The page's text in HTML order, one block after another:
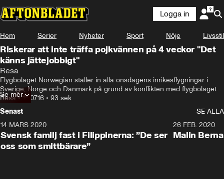
Logga in
Hem Serier Nyheter Sport Nöje Livsstil
Riskerar att inte träffa pojkvännen på 4 veckor "Det
känns jättejobbigt"
Resa
Flygbolaget Norwegian ställer in alla onsdagens inrikesflygningar i
Sverige, Norge och Danmark på grund av konflikten med flygbolagets
piloter.
Resa•15.07.16 • 93 sek
Se mer
Senast
SE ALLA
14 MARS 2020
Svensk familj fast i Filippinerna: ”De ser
oss som smittbärare”
26 FEB. 2020
Malin